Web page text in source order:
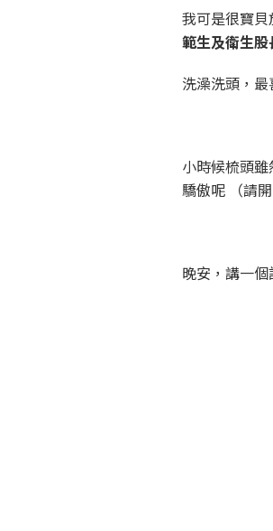
我可是很寶
範生及衛生股
洗澡洗頭，
小時候梳頭
驕傲呢 （請
晚安，講一